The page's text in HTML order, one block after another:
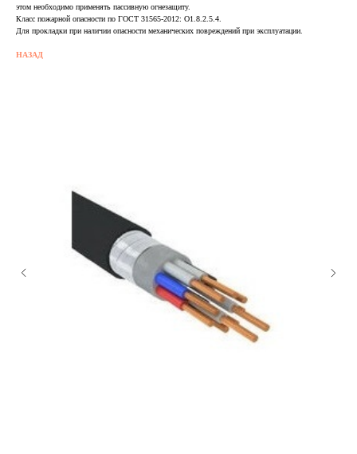
этом необходимо применять пассивную огнезащиту.
Класс пожарной опасности по ГОСТ 31565-2012: О1.8.2.5.4.
Для прокладки при наличии опасности механических повреждений при эксплуатации.
НАЗАД